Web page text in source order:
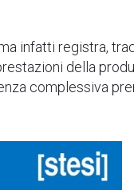
infatti registra,
della
complessiva